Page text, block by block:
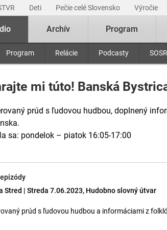
Deti Pečie celé Slovensko Výročie
Program Relácie Podcasty SOSR
Archív Program
mi túto! Banská
prúd s ľudovou hudbou, doplnený
sa: pondelok – piatok 16:05-17:00
Stred | Streda 7.06.2023, Hudobno slovný útvar
prúd s ľudovou hudbou a informáciami z